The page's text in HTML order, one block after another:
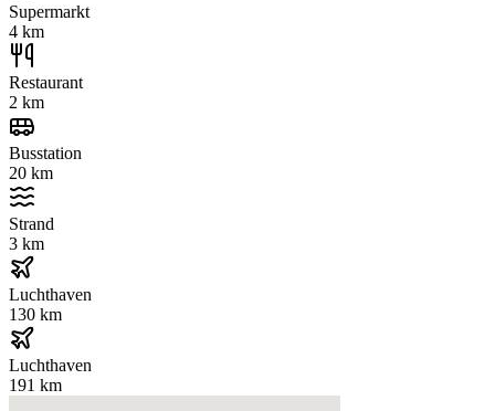
Supermarkt
4 km
Restaurant
2 km
Busstation
20 km
Strand
3 km
Luchthaven
130 km
Luchthaven
191 km